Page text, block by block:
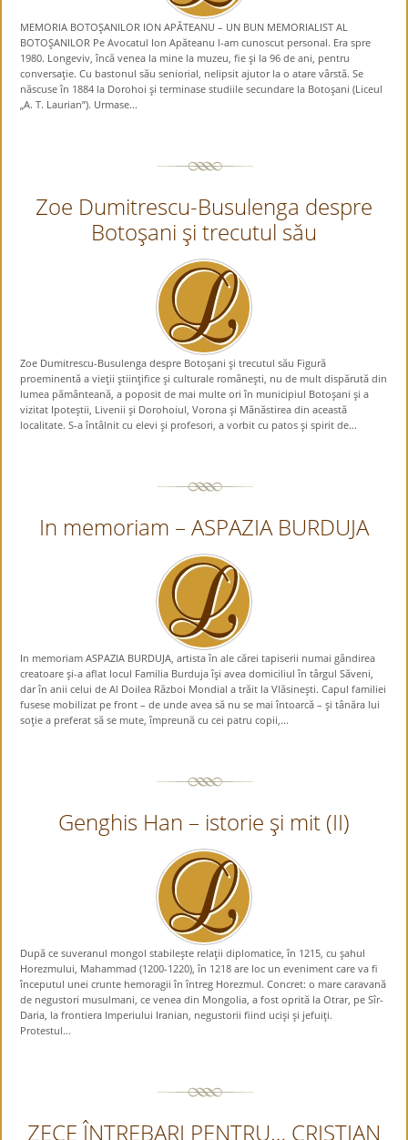
MEMORIA BOTOŞANILOR ION APĂTEANU – UN BUN MEMORIALIST AL
BOTOŞANILOR Pe Avocatul Ion Apăteanu l-am cunoscut personal. Era spre
1980. Longeviv, încă venea la mine la muzeu, fie şi la 96 de ani, pentru
conversaţie. Cu bastonul său seniorial, nelipsit ajutor la o atare vârstă. Se
născuse în 1884 la Dorohoi şi terminase studiile secundare la Botoşani (Liceul
„A. T. Laurian”). Urmase...
Zoe Dumitrescu-Busulenga despre
Botoşani şi trecutul său
Zoe Dumitrescu-Busulenga despre Botoşani şi trecutul său Figură
proeminentă a vieţii ştiinţifice şi culturale româneşti, nu de mult dispărută din
lumea pământeană, a poposit de mai multe ori în municipiul Botoşani şi a
vizitat Ipoteştii, Livenii şi Dorohoiul, Vorona şi Mănăstirea din această
localitate. S-a întâlnit cu elevi şi profesori, a vorbit cu patos şi spirit de...
In memoriam – ASPAZIA BURDUJA
In memoriam ASPAZIA BURDUJA, artista în ale cărei tapiserii numai gândirea
creatoare şi-a aflat locul Familia Burduja îşi avea domiciliul în târgul Săveni,
dar în anii celui de Al Doilea Război Mondial a trăit la Vlăsineşti. Capul familiei
fusese mobilizat pe front – de unde avea să nu se mai întoarcă – şi tânăra lui
soţie a preferat să se mute, împreună cu cei patru copii,...
Genghis Han – istorie şi mit (II)
După ce suveranul mongol stabileşte relaţii diplomatice, în 1215, cu şahul
Horezmului, Mahammad (1200-1220), în 1218 are loc un eveniment care va fi
începutul unei crunte hemoragii în întreg Horezmul. Concret: o mare caravană
de negustori musulmani, ce venea din Mongolia, a fost oprită la Otrar, pe Sîr-
Daria, la frontiera Imperiului Iranian, negustorii fiind ucişi şi jefuiţi.
Protestul...
ZECE ÎNTREBARI PENTRU… CRISTIAN